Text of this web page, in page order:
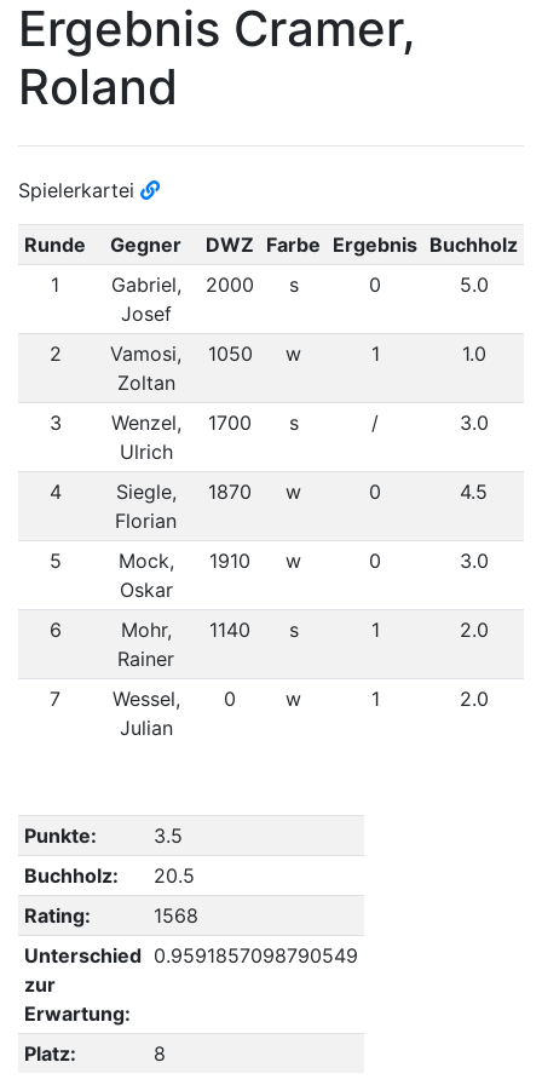
Ergebnis Cramer,
Roland
Spielerkartei
Runde Gegner DWZ Farbe Ergebnis Buchholz
1
Gabriel,
Josef
2000 s 0 5.0
2
Vamosi,
Zoltan
1050 w 1 1.0
3
Wenzel,
Ulrich
1700 s / 3.0
4
Siegle,
Florian
1870 w 0 4.5
5
Mock,
Oskar
1910 w 0 3.0
6
Mohr,
Rainer
1140 s 1 2.0
7
Wessel,
Julian
0 w 1 2.0
Punkte:
3.5
Buchholz:
20.5
Rating:
1568
Unterschied
zur
Erwartung:
0.9591857098790549
Platz: 8